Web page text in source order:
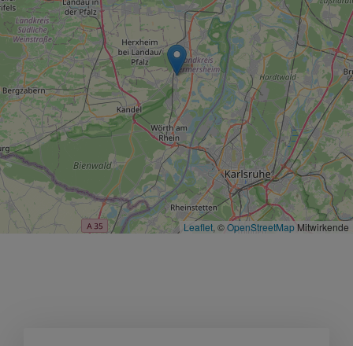
Leaflet, ©OpenStreetMap Mitwirkende